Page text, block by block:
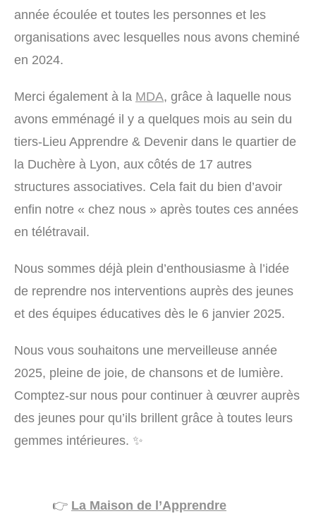
année écoulée et toutes les personnes et les
organisations avec lesquelles nous avons cheminé
en 2024.
Merci également à la MDA, grâce à laquelle nous
avons emménagé il y a quelques mois au sein du
tiers-Lieu Apprendre & Devenir dans le quartier de
la Duchère à Lyon, aux côtés de 17 autres
structures associatives. Cela fait du bien d’avoir
enfin notre « chez nous » après toutes ces années
en télétravail.
Nous sommes déjà plein d’enthousiasme à l’idée
de reprendre nos interventions auprès des jeunes
et des équipes éducatives dès le 6 janvier 2025.
Nous vous souhaitons une merveilleuse année
2025, pleine de joie, de chansons et de lumière.
Comptez-sur nous pour continuer à œuvrer auprès
des jeunes pour qu’ils brillent grâce à toutes leurs
gemmes intérieures. ✨
👉 La Maison de l’Apprendre